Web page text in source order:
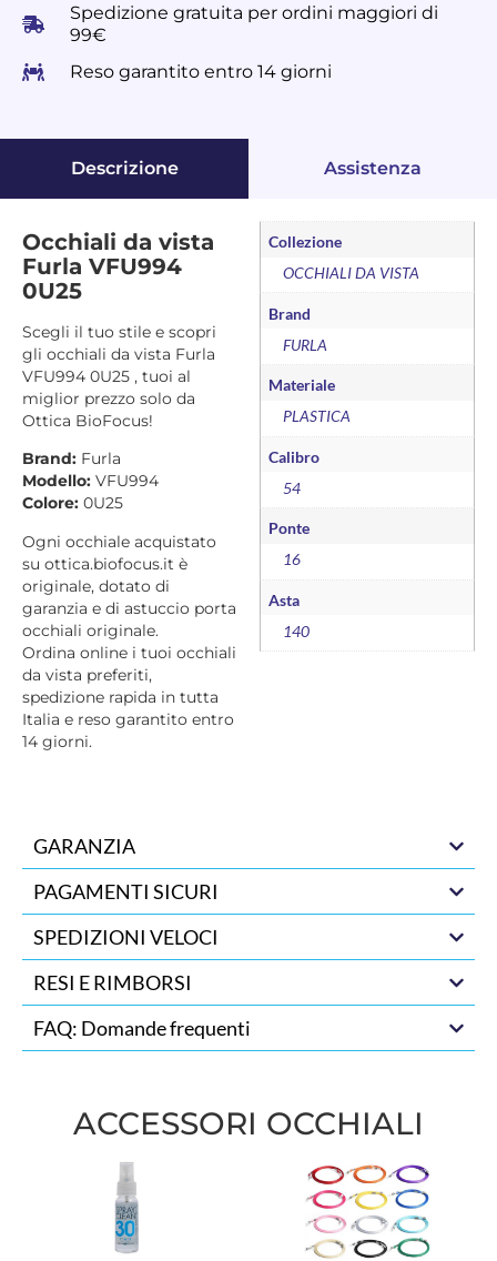
Spedizione gratuita per ordini maggiori di
99€
Reso garantito entro 14 giorni
Descrizione Assistenza
Occhiali da vista
Furla VFU994
0U25
Scegli il tuo stile e scopri
gli occhiali da vista Furla
VFU994 0U25 , tuoi al
miglior prezzo solo da
Ottica BioFocus!
Brand: Furla
Modello: VFU994
Colore: 0U25
Ogni occhiale acquistato
su ottica.biofocus.it è
originale, dotato di
garanzia e di astuccio porta
occhiali originale.
Ordina online i tuoi occhiali
da vista preferiti,
spedizione rapida in tutta
Italia e reso garantito entro
14 giorni.
Collezione
OCCHIALI DA VISTA
Brand
FURLA
Materiale
PLASTICA
Calibro
54
Ponte
16
Asta
140
GARANZIA
PAGAMENTI SICURI
SPEDIZIONI VELOCI
RESI E RIMBORSI
FAQ: Domande frequenti
ACCESSORI OCCHIALI